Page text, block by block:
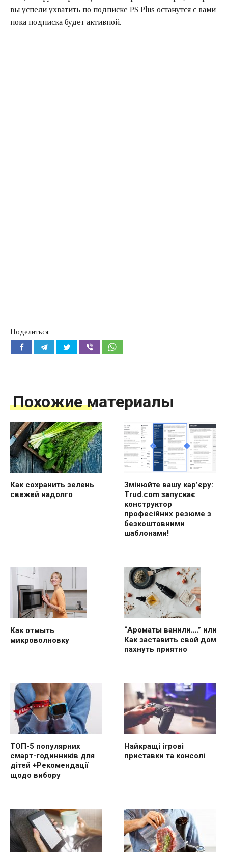
вы успели ухватить по подписке PS Plus останутся с вами
пока подписка будет активной.
Поделиться:
Похожие материалы
Как сохранить зелень
свежей надолго
Змінюйте вашу кар’єру:
Trud.com запускає
конструктор
професійних резюме з
безкоштовними
шаблонами!
Как отмыть
микроволновку
“Ароматы ванили….” или
Как заставить свой дом
пахнуть приятно
ТОП-5 популярних
смарт-годинників для
дітей +Рекомендації
щодо вибору
Найкращі ігрові
приставки та консолі